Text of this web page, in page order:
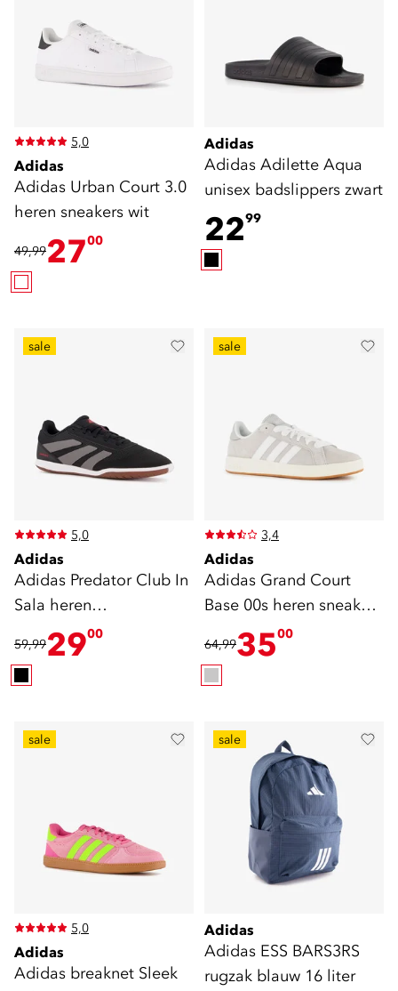
5,0
Adidas
Adidas Urban Court 3.0
heren sneakers wit
49,992700
Adidas
Adidas Adilette Aqua
unisex badslippers zwart
2299
sale
5,0
Adidas
Adidas Predator Club In
Sala heren
zaalschoenen
59,992900
sale
3,4
Adidas
Adidas Grand Court
Base 00s heren sneakers
64,993500
sale
5,0
Adidas
Adidas breaknet Sleek
sale
Adidas
Adidas ESS BARS3RS
rugzak blauw 16 liter